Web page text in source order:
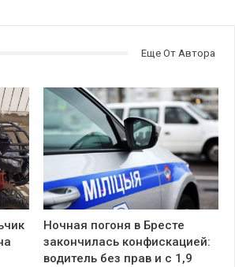
Еще От Автора
Ночная погоня в Бресте
закончилась конфискацией:
водитель без прав и с 1,9